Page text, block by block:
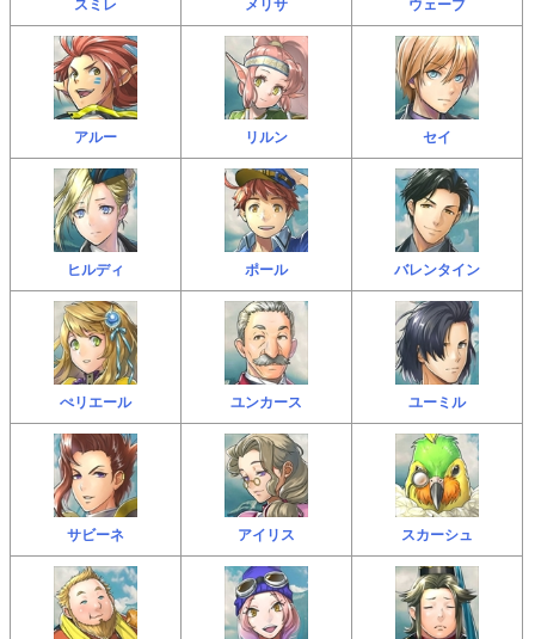
アルー リルン セイ
ヒルディ ポール バレンタイン
ぺリエール ユンカース ユーミル
サビーネ アイリス スカーシュ